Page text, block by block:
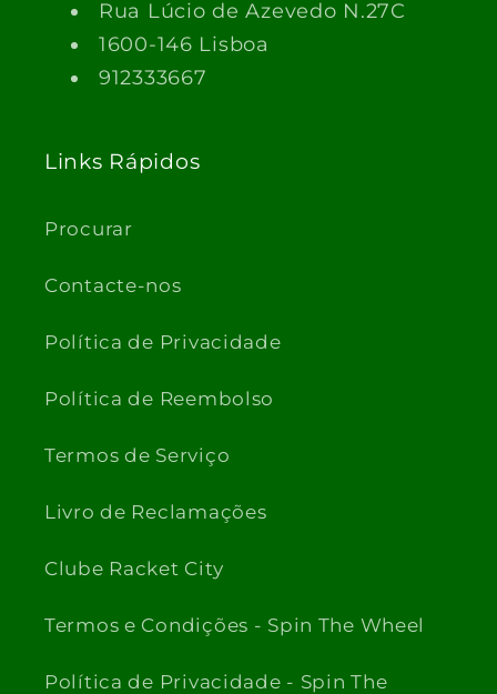
Rua Lúcio de Azevedo N.27C
1600-146 Lisboa
912333667
Links Rápidos
Procurar
Contacte-nos
Política de Privacidade
Política de Reembolso
Termos de Serviço
Livro de Reclamações
Clube Racket City
Termos e Condições - Spin The Wheel
Política de Privacidade - Spin The